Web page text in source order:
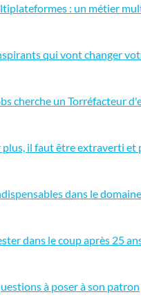
: un métier
qui vont changer
cherche un Torréfacteur
plus, il faut être extraverti et
dans le
dans le coup après 25
à poser à son patron